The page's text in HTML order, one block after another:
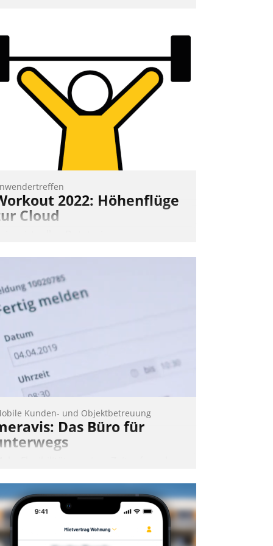
Dazwischen zeigte Datatrain, was es
Neues zu bieten hat.
Nadja Hußmann
2022: Höhenflüge
Cloud
Teilnehmer kurzweilige Einblicke in
Cloud-Strategien und -
mit hohem Zukunftspotenzial.
Kunden- und Objektbetreuung
Das Büro für
verspricht das aktuelle Cockpit für mobile
von Datatrain. Die meravis
Wohnungsbau- und Immobilien GmbH
sich dabei für den Betrieb der Lösung